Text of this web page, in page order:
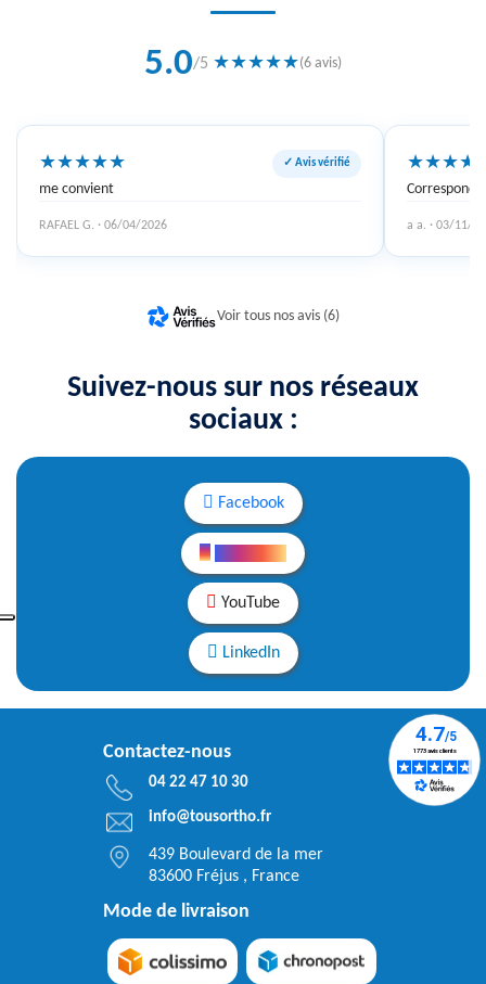
5.0/5 ★★★★★(6 avis)
★★★★★ ✓ Avis vérifié
me convient
RAFAEL G. · 06/04/2026
★★★★
Correspond
a a. · 03/11/
Voir tous nos avis (6)
Suivez-nous sur nos réseaux
sociaux :
Facebook
YouTube
LinkedIn
Contactez-nous
04 22 47 10 30
info@tousortho.fr
439 Boulevard de la mer
83600 Fréjus , France
Mode de livraison